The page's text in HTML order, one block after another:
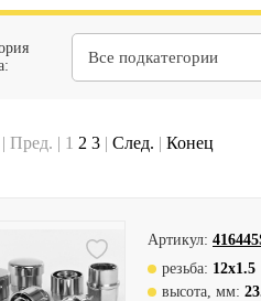
Все подкатегории
Пред. | 1 2 3 | След. | Конец
Артикул:
резьба: 12х1.5
высота, мм: